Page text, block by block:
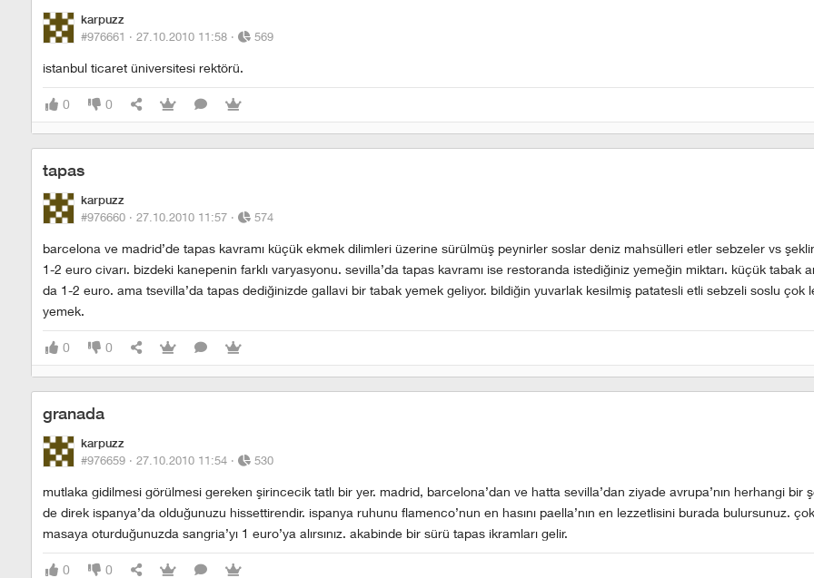
karpuzz
#976661 · 27.10.2010 11:58 · 569
istanbul ticaret üniversitesi rektörü.
0 0
tapas
karpuzz
#976660 · 27.10.2010 11:57 · 574
barcelona ve madrid’de tapas kavramı küçük ekmek dilimleri üzerine sürülmüş peynirler soslar deniz mahsülleri etler sebzeler vs
1-2 euro civarı. bizdeki kanepenin farklı varyasyonu. sevilla’da tapas kavramı ise restoranda istediğiniz yemeğin miktarı. küçük tabak
da 1-2 euro. ama tsevilla’da tapas dediğinizde gallavi bir tabak yemek geliyor. bildiğin yuvarlak kesilmiş patatesli etli sebzeli soslu çok
yemek.
0 0
granada
karpuzz
#976659 · 27.10.2010 11:54 · 530
mutlaka gidilmesi görülmesi gereken şirincecik tatlı bir yer. madrid, barcelona’dan ve hatta sevilla’dan ziyade avrupa’nın herhangi bir
de direk ispanya’da olduğunuzu hissettirendir. ispanya ruhunu flamenco’nun en hasını paella’nın en lezzetlisini burada bulursunuz.
masaya oturduğunuzda sangria’yı 1 euro’ya alırsınız. akabinde bir sürü tapas ikramları gelir.
0 0